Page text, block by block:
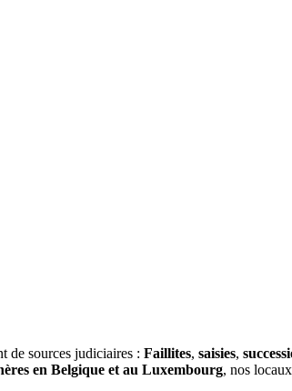
de sources judiciaires : Faillites, saisies,
en Belgique et au Luxembourg, nos